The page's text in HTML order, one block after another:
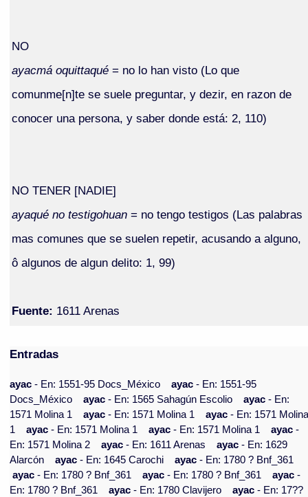
NO
ayacmá oquittaqué = no lo han visto (Lo que
comunme[n]te se suele preguntar, y dezir, en razon de
conocer una persona, y saber donde está: 2, 110)
NO TENER [NADIE]
ayaqué no testigohuan = no tengo testigos (Las palabras
mas comunes que se suelen repetir, acusando a alguno,
ô algunos de algun delito: 1, 99)
Fuente: 1611 Arenas
Entradas
ayac- En: 1551-95 Docs_México ayac- En: 1551-95
Docs_México
ayac- En: 1565 Sahagún Escolio ayac- En:
1571 Molina 1
ayac- En: 1571 Molina 1 ayac- En: 1571
1
ayac- En: 1571 Molina 1 ayac- En: 1571 Molina 1 ayac-
En: 1571 Molina 2
ayac- En: 1611 Arenas ayac- En: 1629
Alarcón
ayac- En: 1645 Carochi ayac- En: 1780 ? Bnf_361
ayac- En: 1780 ? Bnf_361 ayac- En: 1780 ? Bnf_361 ayac-
En: 1780 ? Bnf_361
ayac- En: 1780 Clavijero ayac- En: 17??